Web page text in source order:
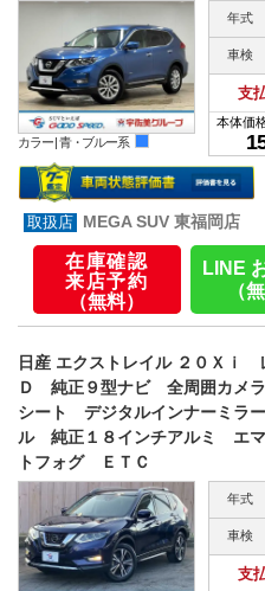
カラー |青・ブルー系
年式
車検
支
本体価
MEGA SUV 東福岡店
在庫確認
来店予約
（無料）
LINE
（
日産 エクストレイル ２０Ｘ
Ｄ 純正９型ナビ 全周囲カメ
シート デジタルインナーミラ
ル 純正１８インチアルミ エ
トフォグ ＥＴＣ
年式
車検
支